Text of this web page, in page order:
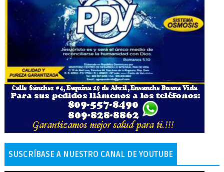
SUSCRÍBASE A NUESTRO CANAL DE YOUTUBE